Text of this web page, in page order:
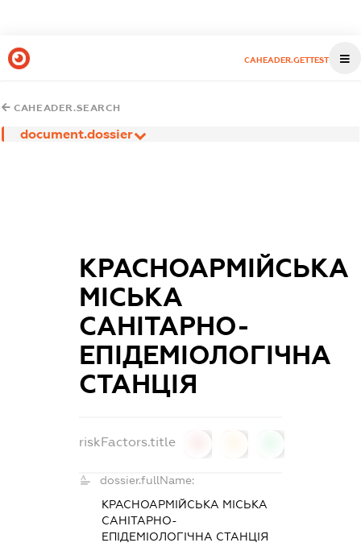
CAHEADER.GETTEST
CAHEADER.SEARCH
document.dossier
КРАСНОАРМІЙСЬКА
МІСЬКА
САНІТАРНО-
ЕПІДЕМІОЛОГІЧНА
СТАНЦІЯ
riskFactors.title
dossier.fullName:
КРАСНОАРМІЙСЬКА МІСЬКА
САНІТАРНО-
ЕПІДЕМІОЛОГІЧНА СТАНЦІЯ